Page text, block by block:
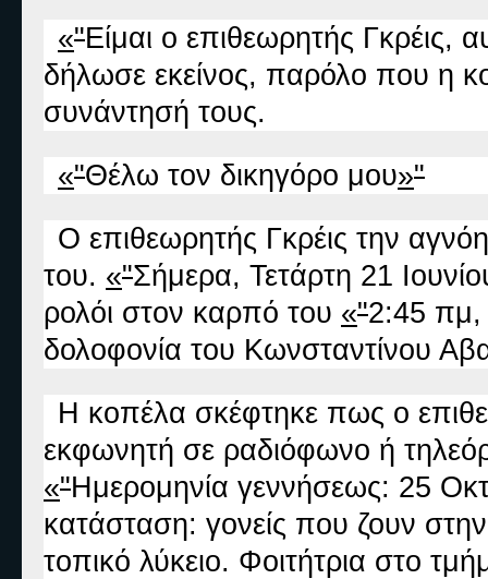
«"Είμαι ο επιθεωρητής
δήλωσε εκείνος, παρόλο που η
συνάντησή τους.
«"Θέλω τον δικηγόρο μου»"
Ο επιθεωρητής Γκρέις την
του. «"Σήμερα, Τετάρτη 21
ρολόι στον καρπό του «"2:45 πμ,
δολοφονία του Κωνσταντίνου
Η κοπέλα σκέφτηκε πως ο
εκφωνητή σε ραδιόφωνο ή
«"Ημερομηνία γεννήσεως: 25
κατάσταση: γονείς που ζουν
τοπικό λύκειο. Φοιτήτρια στο